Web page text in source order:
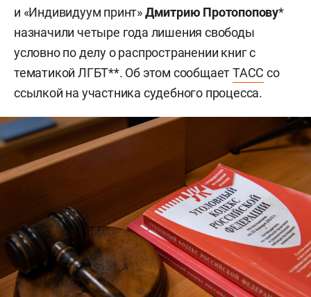
и «Индивидуум принт»Дмитрию Протопопову*
назначили четыре года лишения свободы
условно по делу о распространении книг с
тематикой ЛГБТ**. Об этом сообщаетТАСС со
ссылкой на участника судебного процесса.